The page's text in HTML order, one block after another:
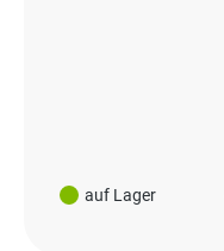
auf Lager